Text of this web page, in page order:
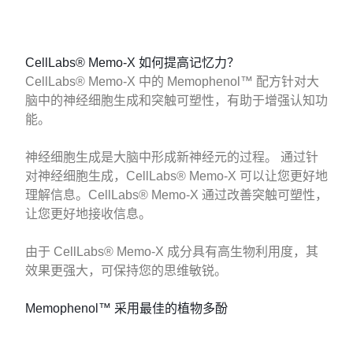
CellLabs® Memo-X 如何提高记忆力？
CellLabs® Memo-X 中的 Memophenol™ 配方针对大
脑中的神经细胞生成和突触可塑性，有助于增强认知功
能。
神经细胞生成是大脑中形成新神经元的过程。 通过针
对神经细胞生成，CellLabs® Memo-X 可以让您更好地
理解信息。CellLabs® Memo-X 通过改善突触可塑性，
让您更好地接收信息。
由于 CellLabs® Memo-X 成分具有高生物利用度，其
效果更强大，可保持您的思维敏锐。
Memophenol™ 采用最佳的植物多酚